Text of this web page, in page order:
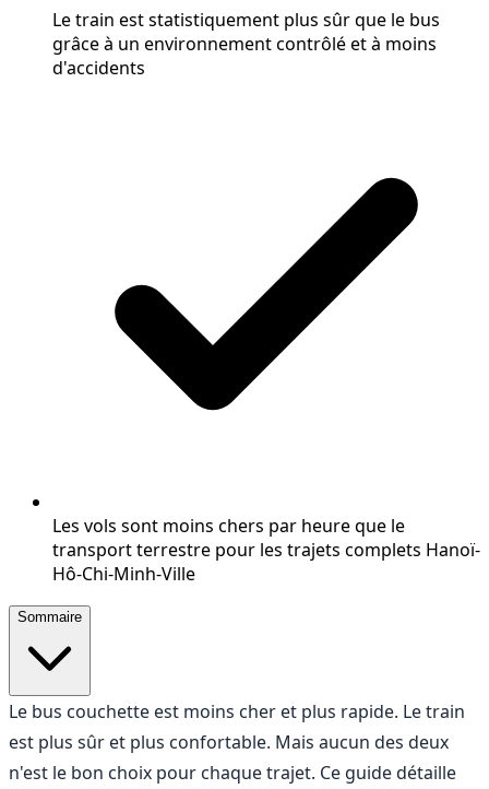
Le train est statistiquement plus sûr que le bus
grâce à un environnement contrôlé et à moins
d'accidents
Les vols sont moins chers par heure que le
transport terrestre pour les trajets complets Hanoï-
Hô-Chi-Minh-Ville
Sommaire
Le bus couchette est moins cher et plus rapide. Le train
est plus sûr et plus confortable. Mais aucun des deux
n'est le bon choix pour chaque trajet. Ce guide détaille